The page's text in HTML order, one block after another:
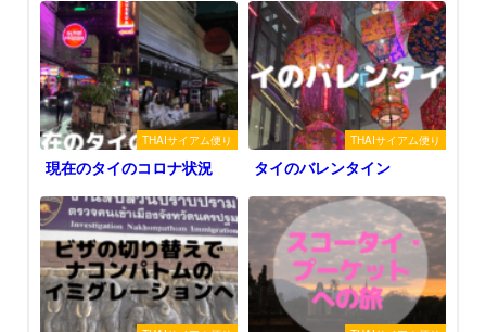
THAIサイアム便り
現在のタイのコロナ状況
THAIサイアム便り
タイのバレンタイン